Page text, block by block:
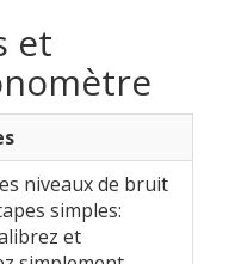
et
niveaux de bruit
simples:
et